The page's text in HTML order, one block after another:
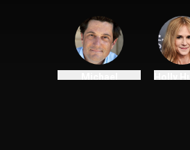
Michael
Holly